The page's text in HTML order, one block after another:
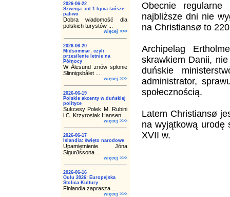
2026-06-22
Szwecja: od 1 lipca tańsze
paliwo
Dobra wiadomość dla
polskich turystów ...
więcej >>>
2026-06-20
Midsommar, czyli
przesilenie letnie na
Północy
W Ålesund znów spłonie
Slinnigsbålet ...
więcej >>>
2026-06-19
Polskie akcenty w duńskiej
polityce
Sukcesy Polek M. Rubini
i C. Krzyrosiak Hansen ...
więcej >>>
2026-06-17
Islandia: święto narodowe
Upamiętnienie Jóna
Sigurðssona ...
więcej >>>
2026-06-16
Oulu 2026: Europejska
Stolica Kultury
Finlandia zaprasza ...
więcej >>>
Obecnie
najbliższe dni nie
na Christiansø to
Archipelag
skrawkiem Danii,
duńskie
administrator,
społecznością.
Latem Christiansø
na wyjątkową urodę
XVII w.